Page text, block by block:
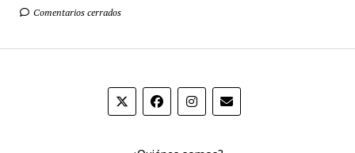
Comentarios cerrados